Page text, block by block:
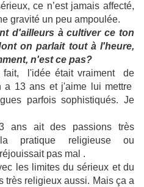
ce n’est jamais affecté,
gravité un peu ampoulée.
d'ailleurs à cultiver ce ton
on parlait tout à l'heure,
n'est ce pas?
fait, l'idée était vraiment de
13 ans et j'aime lui mettre
parfois sophistiqués. Je
ans ait des passions très
la pratique religieuse ou
pas mal .
les limites du sérieux et du
très religieux aussi. Mais ça a